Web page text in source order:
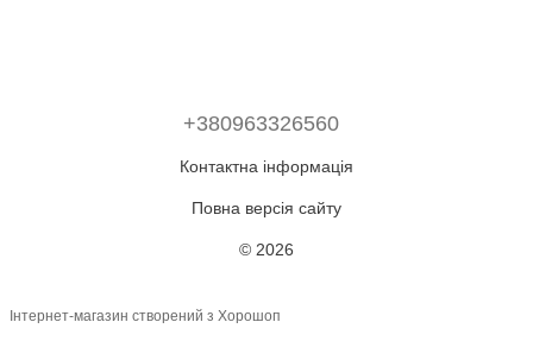
+380963326560
Контактна інформація
Повна версія сайту
© 2026
Інтернет-магазин створений з Хорошоп